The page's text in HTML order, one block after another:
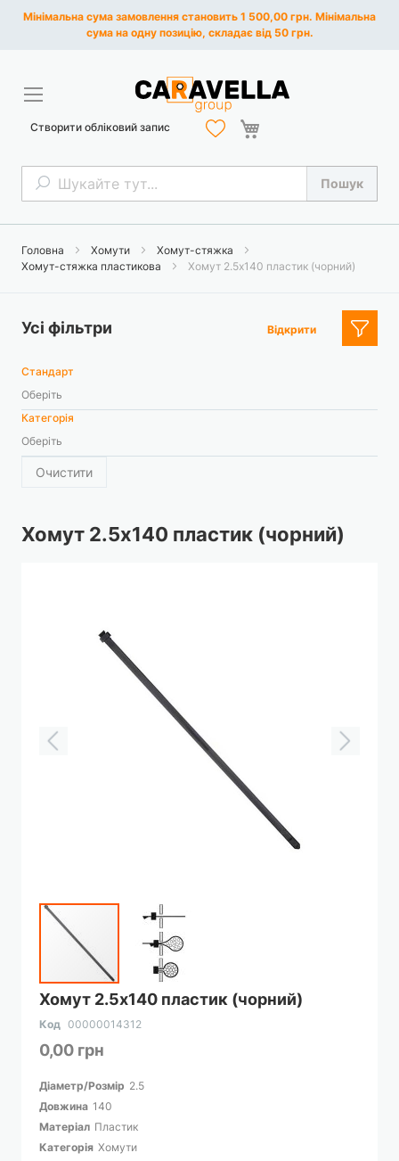
Мінімальна сума замовлення становить 1 500,00 грн. Мінімальна
сума на одну позицію, складає від 50 грн.
Пошук Пошук
Створити обліковий запис
Головна Хомути
Хомут-стяжка
Хомут-стяжка пластикова
Хомут 2.5х140 пластик (чорний)
Усі фільтри Відкрити
Стандарт
Оберіть
Категорія
Оберіть
Очистити
Хомут 2.5х140 пластик (чорний)
Хомут 2.5х140 пластик (чорний)
Код 00000014312
0,00 грн
Діаметр/Розмір 2.5
Довжина 140
Матеріал Пластик
Категорія Хомути
Перейти
до
початку
зображень